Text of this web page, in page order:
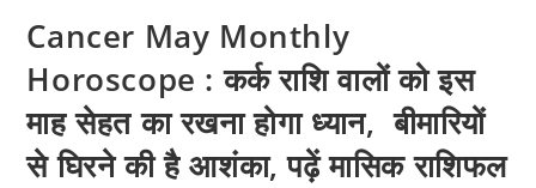
Cancer May Monthly
Horoscope : कर्क राशि वालों को इस
माह सेहत का रखना होगा ध्यान, बीमारियों
से घिरने की है आशंका, पढ़ें मासिक राशिफल